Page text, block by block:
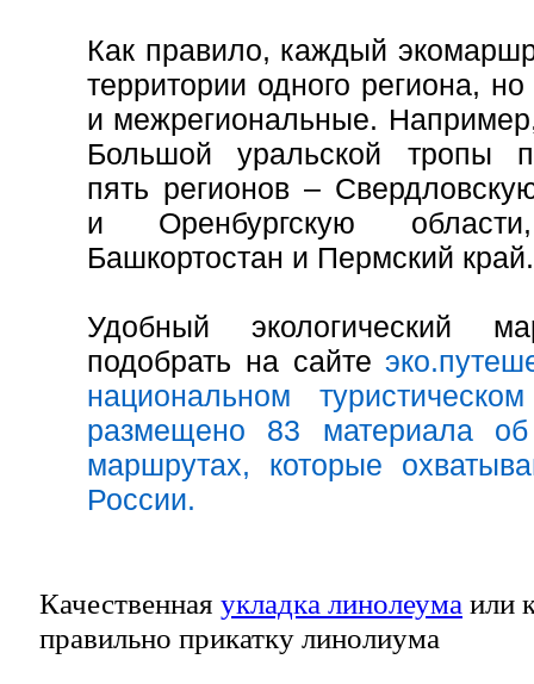
Как правило, каждый
территории одного региона,
и межрегиональные.
Большой уральской тропы
пять регионов –
и Оренбургскую
Башкортостан и Пермский край.
Удобный экологический
подобрать на сайте
национальном
размещено 83 материала об
маршрутах, которые
России.
Качественная укладка линолеума или
правильно прикатку линолиума